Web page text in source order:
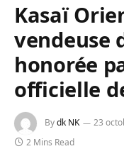
Kasaï
vendeuse
honorée
officielle
Bydk NK 23
2 Mins Read